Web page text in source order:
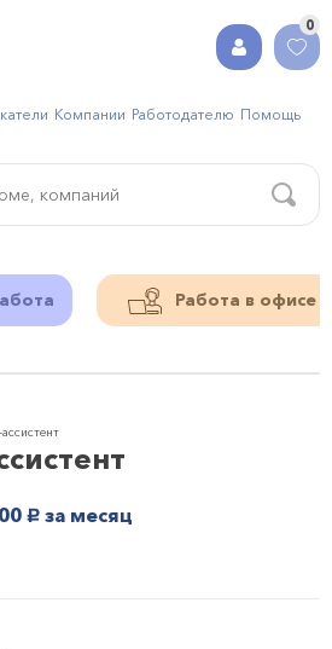
0
Компании Работодателю Помощь
Работа в офисе
руб. за месяц